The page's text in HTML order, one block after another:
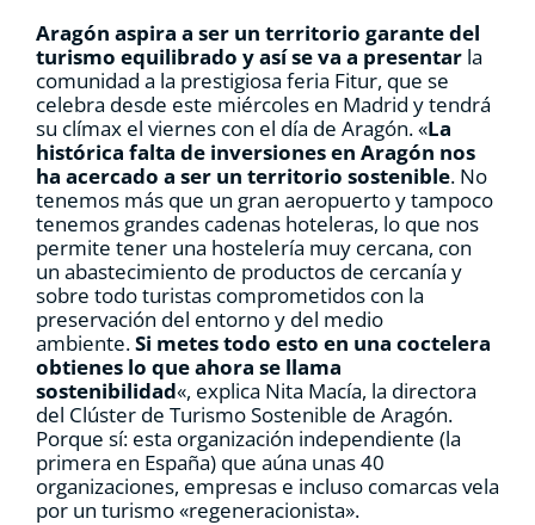
Aragón aspira a ser un territorio garante del
turismo equilibrado y así se va a presentar la
comunidad a la prestigiosa feria Fitur, que se
celebra desde este miércoles en Madrid y tendrá
su clímax el viernes con el día de Aragón. «La
histórica falta de inversiones en Aragón nos
ha acercado a ser un territorio sostenible. No
tenemos más que un gran aeropuerto y tampoco
tenemos grandes cadenas hoteleras, lo que nos
permite tener una hostelería muy cercana, con
un abastecimiento de productos de cercanía y
sobre todo turistas comprometidos con la
preservación del entorno y del medio
ambiente.Si metes todo esto en una coctelera
obtienes lo que ahora se llama
sostenibilidad«, explica Nita Macía, la directora
del Clúster de Turismo Sostenible de Aragón.
Porque sí: esta organización independiente (la
primera en España) que aúna unas 40
organizaciones, empresas e incluso comarcas vela
por un turismo «regeneracionista».